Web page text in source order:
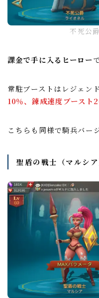
不死公
課金で手に入るヒーロー
常駐ブーストはレジェン
10％、錬成速度ブースト
こちらも同様で騎兵バー
聖盾の戦士（マルシア